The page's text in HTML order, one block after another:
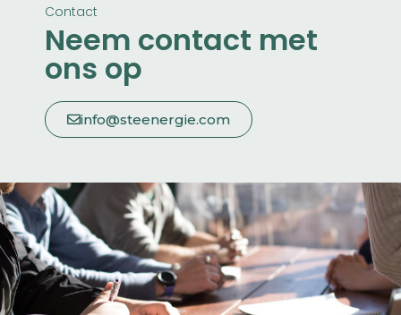
Contact
Neem contact met
ons op
info@steenergie.com